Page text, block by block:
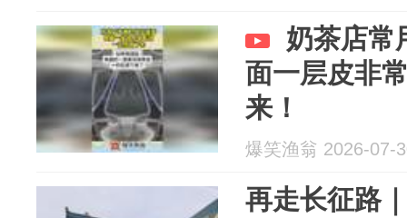
奶茶店常
面一层皮非
来！
爆笑渔翁 2026-07-
再走长征路